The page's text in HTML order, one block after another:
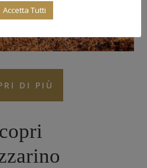
DI PIÙ
Accetta Tutti